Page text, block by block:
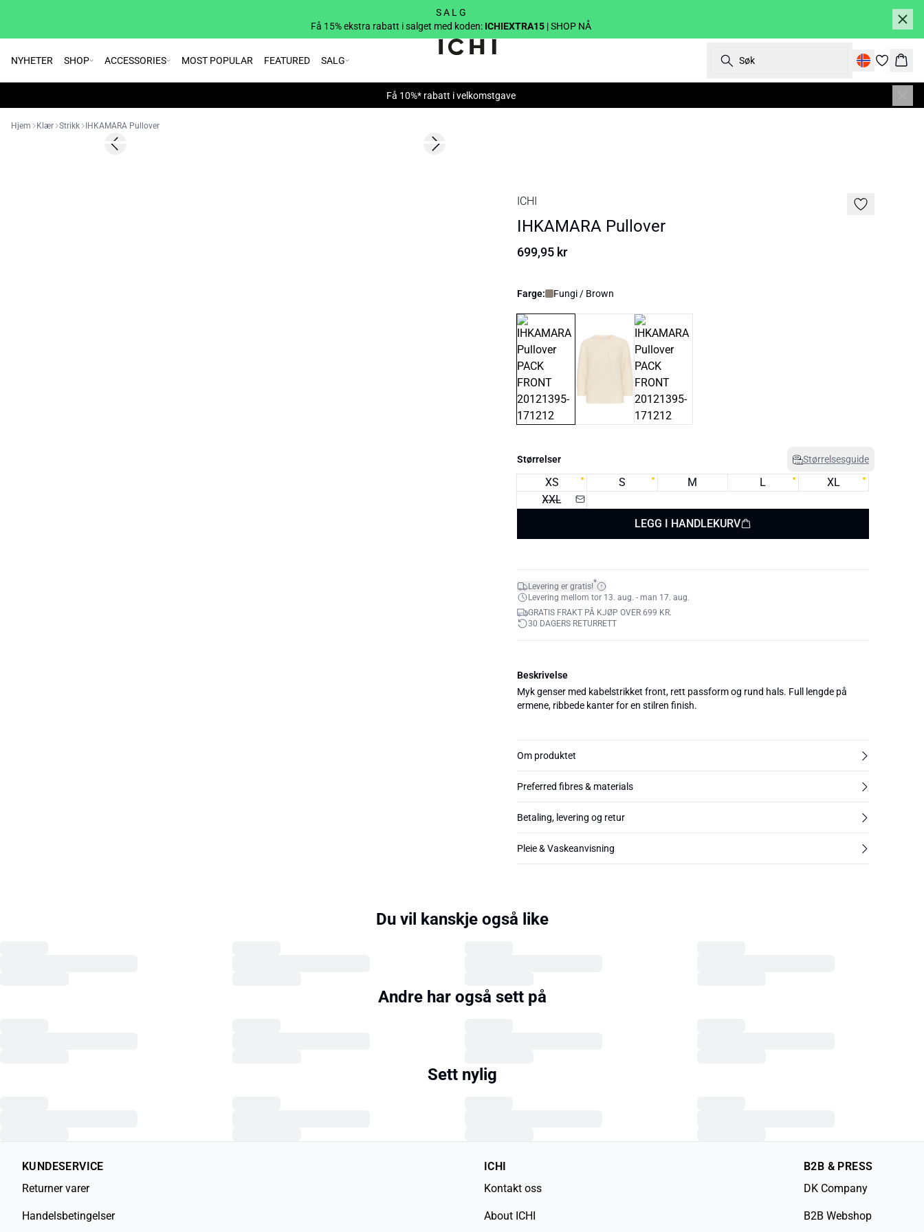
S A L G
Få 15% ekstra rabatt i salget med koden: ICHIEXTRA15 | SHOP NÅ
NYHETER SHOP ACCESSORIES MOST POPULAR FEATURED SALG Søk
Få 10%* rabatt i velkomstgave
Hjem Klær Strikk IHKAMARA Pullover
Previous slide Next slide
ICHI
IHKAMARA Pullover
699,95 kr
Farge: Fungi / Brown
Størrelser Størrelsesguide
XS S M L
XL
XXL
LEGG I HANDLEKURV
Levering er gratis!*
Levering mellom tor 13. aug. - man 17. aug.
GRATIS FRAKT PÅ KJØP OVER 699 KR.
30 DAGERS RETURRETT
Beskrivelse
Myk genser med kabelstrikket front, rett passform og rund hals. Full lengde på
ermene, ribbede kanter for en stilren finish.
Om produktet
Preferred fibres & materials
Betaling, levering og retur
Pleie & Vaskeanvisning
Du vil kanskje også like
Andre har også sett på
Sett nylig
KUNDESERVICE
Returner varer
Handelsbetingelser
ICHI
Kontakt oss
About ICHI
B2B & PRESS
DK Company
B2B Webshop